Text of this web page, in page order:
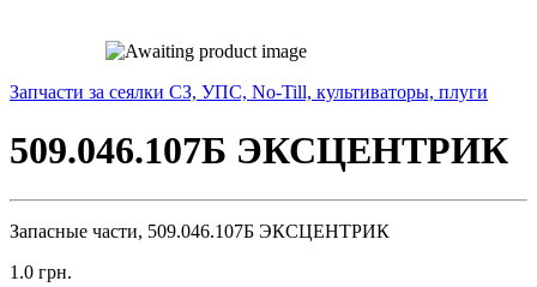
Запчасти за сеялки СЗ, УПС, No-Till, культиваторы, плуги
509.046.107Б ЭКСЦЕНТРИК
Запасные части, 509.046.107Б ЭКСЦЕНТРИК
1.0 грн.